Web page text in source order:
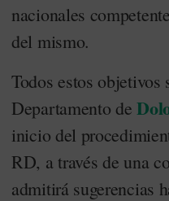
nacionales
del mismo.
Todos estos objetivos
Departamento de
inicio del
RD, a través de una
admitirá sugerencias